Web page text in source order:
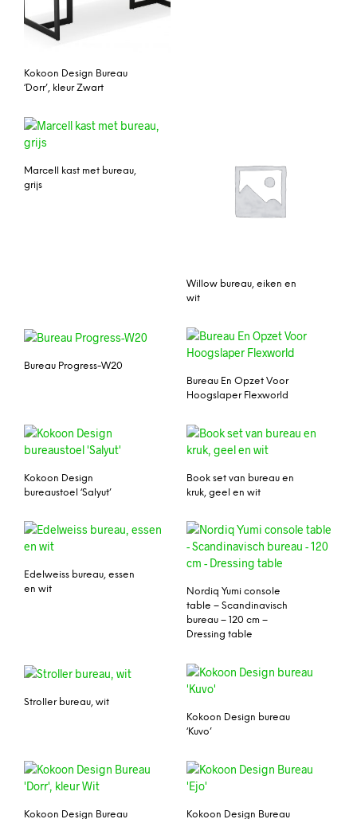
Kokoon Design Bureau
‘Dorr’, kleur Zwart
Marcell kast met bureau,
grijs
Willow bureau, eiken en
wit
Bureau Progress-W20
Bureau En Opzet Voor
Hoogslaper Flexworld
Kokoon Design
bureaustoel ‘Salyut’
Book set van bureau en
kruk, geel en wit
Edelweiss bureau, essen
en wit
Nordiq Yumi console
table – Scandinavisch
bureau – 120 cm –
Dressing table
Stroller bureau, wit
Kokoon Design bureau
‘Kuvo’
Kokoon Design Bureau Kokoon Design Bureau